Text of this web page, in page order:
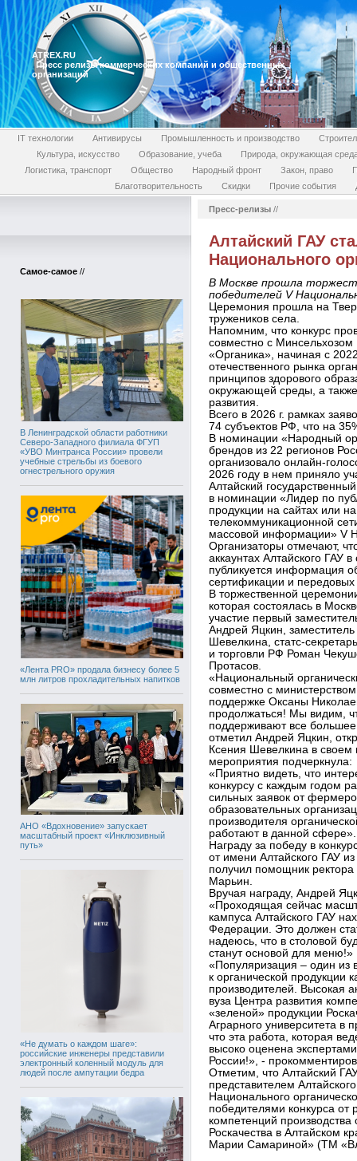
ATREX.RU
Пресс релизы коммерческих компаний и общественных
организаций
IT технологии Антивирусы Промышленность и производство
Культура, искусство
Образование, учеба
Природа, окружающая
Логистика, транспорт
Общество Народный фронт Закон, право
Благотворительность
Скидки Прочие события
Самое-самое //
В Ленинградской области работники
Северо-Западного филиала ФГУП
«УВО Минтранса России» провели
учебные стрельбы из боевого
огнестрельного оружия
«Лента PRO» продала бизнесу более 5
млн литров прохладительных напитков
АНО «Вдохновение» запускает
масштабный проект «Инклюзивный
путь»
«Не думать о каждом шаге»:
российские инженеры представили
электронный коленный модуль для
людей после ампутации бедра
Пресс-релизы //
Алтайский ГАУ
Национального
В Москве прошла
победителей V
Церемония прошла на
тружеников села.
Напомним, что конкурс
совместно с
«Органика», начиная с
отечественного рынка
принципов здорового
окружающей среды, а
развития.
Всего в 2026 г. рамках
74 субъектов РФ, что на
В номинации «Народный
брендов из 22 регионов
организовало онлайн-
2026 году в нем приняло
Алтайский
в номинации «Лидер по
продукции на сайтах или
телекоммуникационной
массовой информации» V
Организаторы отмечают,
аккаунтах Алтайского ГАУ
публикуется информация
сертификации и передовых
В торжественной
которая состоялась в
участие первый
Андрей Яцкин,
Шевелкина, статс-
и торговли РФ Роман
Протасов.
«Национальный
совместно с
поддержке Оксаны
продолжаться! Мы видим,
поддерживают все
отметил Андрей Яцкин,
Ксения Шевелкина в своем
мероприятия подчеркнула:
«Приятно видеть, что
конкурсу с каждым годом
сильных заявок от
образовательных
производителя
работают в данной сфере».
Награду за победу в
от имени Алтайского ГАУ
получил помощник
Марьин.
Вручая награду, Андрей
«Проходящая сейчас
кампуса Алтайского ГАУ
Федерации. Это должен
надеюсь, что в столовой
станут основой для меню!»
«Популяризация – один из
к органической продукции
производителей. Высокая
вуза Центра развития
«зеленой» продукции
Аграрного университета в
что эта работа, которая
высоко оценена
России!», -
Отметим, что Алтайский
представителем
Национального
победителями конкурса от
компетенций
Роскачества в Алтайском
Марии Самариной» (ТМ